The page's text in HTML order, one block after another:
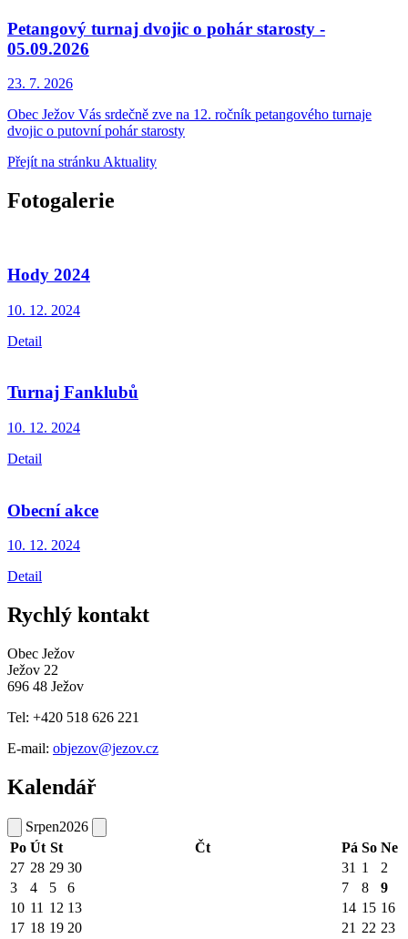
Petangový turnaj dvojic o pohár starosty -
05.09.2026
23. 7. 2026
Obec Ježov Vás srdečně zve na 12. ročník petangového turnaje
dvojic o putovní pohár starosty
Přejít na stránku Aktuality
Fotogalerie
Hody 2024
10. 12. 2024
Detail
Turnaj Fanklubů
10. 12. 2024
Detail
Obecní akce
10. 12. 2024
Detail
Rychlý kontakt
Obec Ježov
Ježov 22
696 48 Ježov
Tel: +420 518 626 221
E-mail: objezov@jezov.cz
Kalendář
Srpen2026
Po Út St Čt Pá So Ne
27 28 29 30 31 1
2
3
4 5 6 7 8
9
10 11 12 13 14 15 16
17 18 19 20 21 22 23